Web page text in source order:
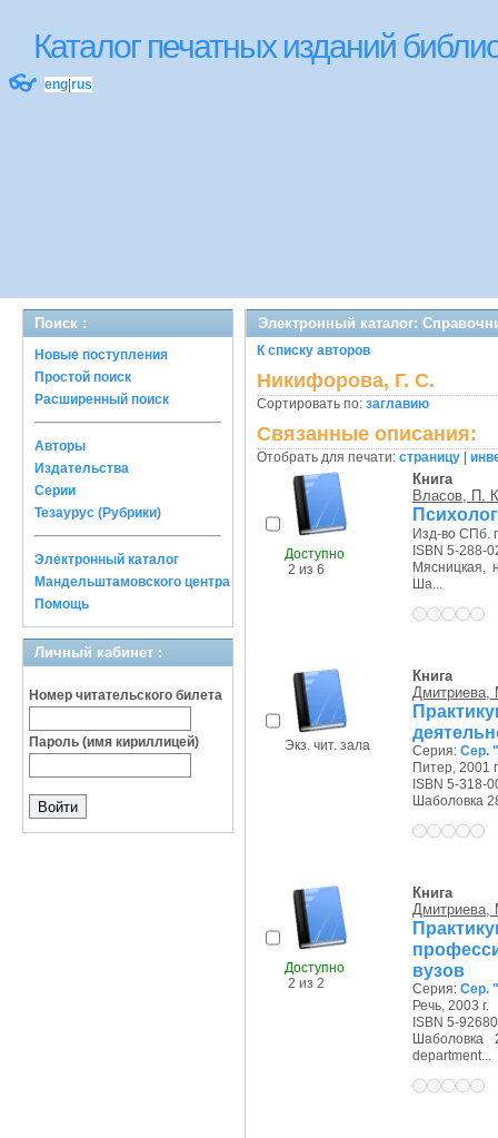
Каталог печатных изданий
👓 eng rus
Поиск :
Новые поступления
Простой поиск
Расширенный поиск
Авторы
Издательства
Серии
Тезаурус (Рубрики)
Электронный каталог
Мандельштамовского центра
Помощь
Личный кабинет :
Номер читательского билета
Пароль (имя кириллицей)
Электронный каталог:
К списку авторов
Никифорова, Г. С.
Сортировать по: заглавию
Связанные описания:
Отобрать для печати: страницу
Доступно
2 из 6
Книга
Власов, П.
Изд-во СПб.
ISBN 5-288-
Мясницкая,
Ша...
Экз. чит. зала
Книга
Серия: Сер.
Питер, 2001
ISBN 5-318-
Шаболовка
Доступно
2 из 2
Книга
вузов
Серия: Сер.
Речь, 2003 г.
ISBN 5-
Шаболовка
department...